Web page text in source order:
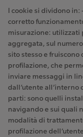
I cookie si dividono
corretto
misurazione: utilizzati
aggregata, sul
sito stesso e
profilazione, che
inviare messaggi in
dall’utente all’interno
parti: sono quelli
navigando e sui quali
modalità di
profilazione